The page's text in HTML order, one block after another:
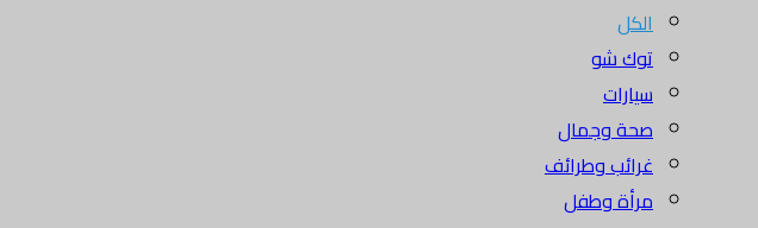
الكل
توك شو
سيارات
صحة وجمال
غرائب وطرائف
مرأة وطفل